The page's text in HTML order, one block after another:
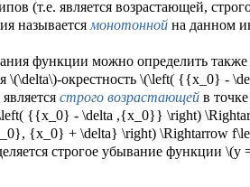
(т.е. является возрастающей,
называется монотонной на данном
функции можно определить
\(\delta\)-окрестность \(\left( {{x_0} -
строго возрастающей в
\left( {{x_0} - \delta ,{x_0}} \right)
{x_0} + \delta} \right) \Rightarrow
строгое убывание функции